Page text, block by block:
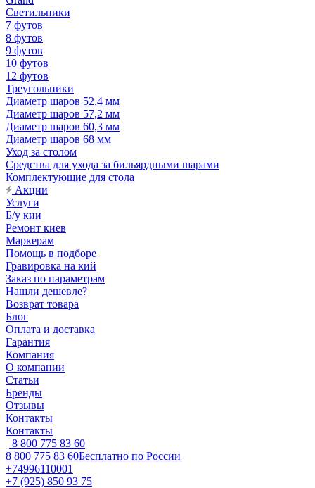
Светильники
7 футов
8 футов
9 футов
10 футов
12 футов
Треугольники
Диаметр шаров 52,4 мм
Диаметр шаров 57,2 мм
Диаметр шаров 60,3 мм
Диаметр шаров 68 мм
Уход за столом
Средства для ухода за бильярдными шарами
Комплектующие для стола
Акции
Услуги
Б/у кии
Ремонт киев
Маркерам
Помощь в подборе
Гравировка на кий
Заказ по параметрам
Нашли дешевле?
Возврат товара
Блог
Оплата и доставка
Гарантия
Компания
О компании
Статьи
Бренды
Отзывы
Контакты
Контакты
8 800 775 83 60
8 800 775 83 60Бесплатно по России
+74996110001
+7 (925) 850 93 75